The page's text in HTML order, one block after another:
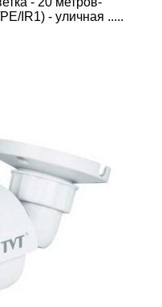
IR1) - уличная .....